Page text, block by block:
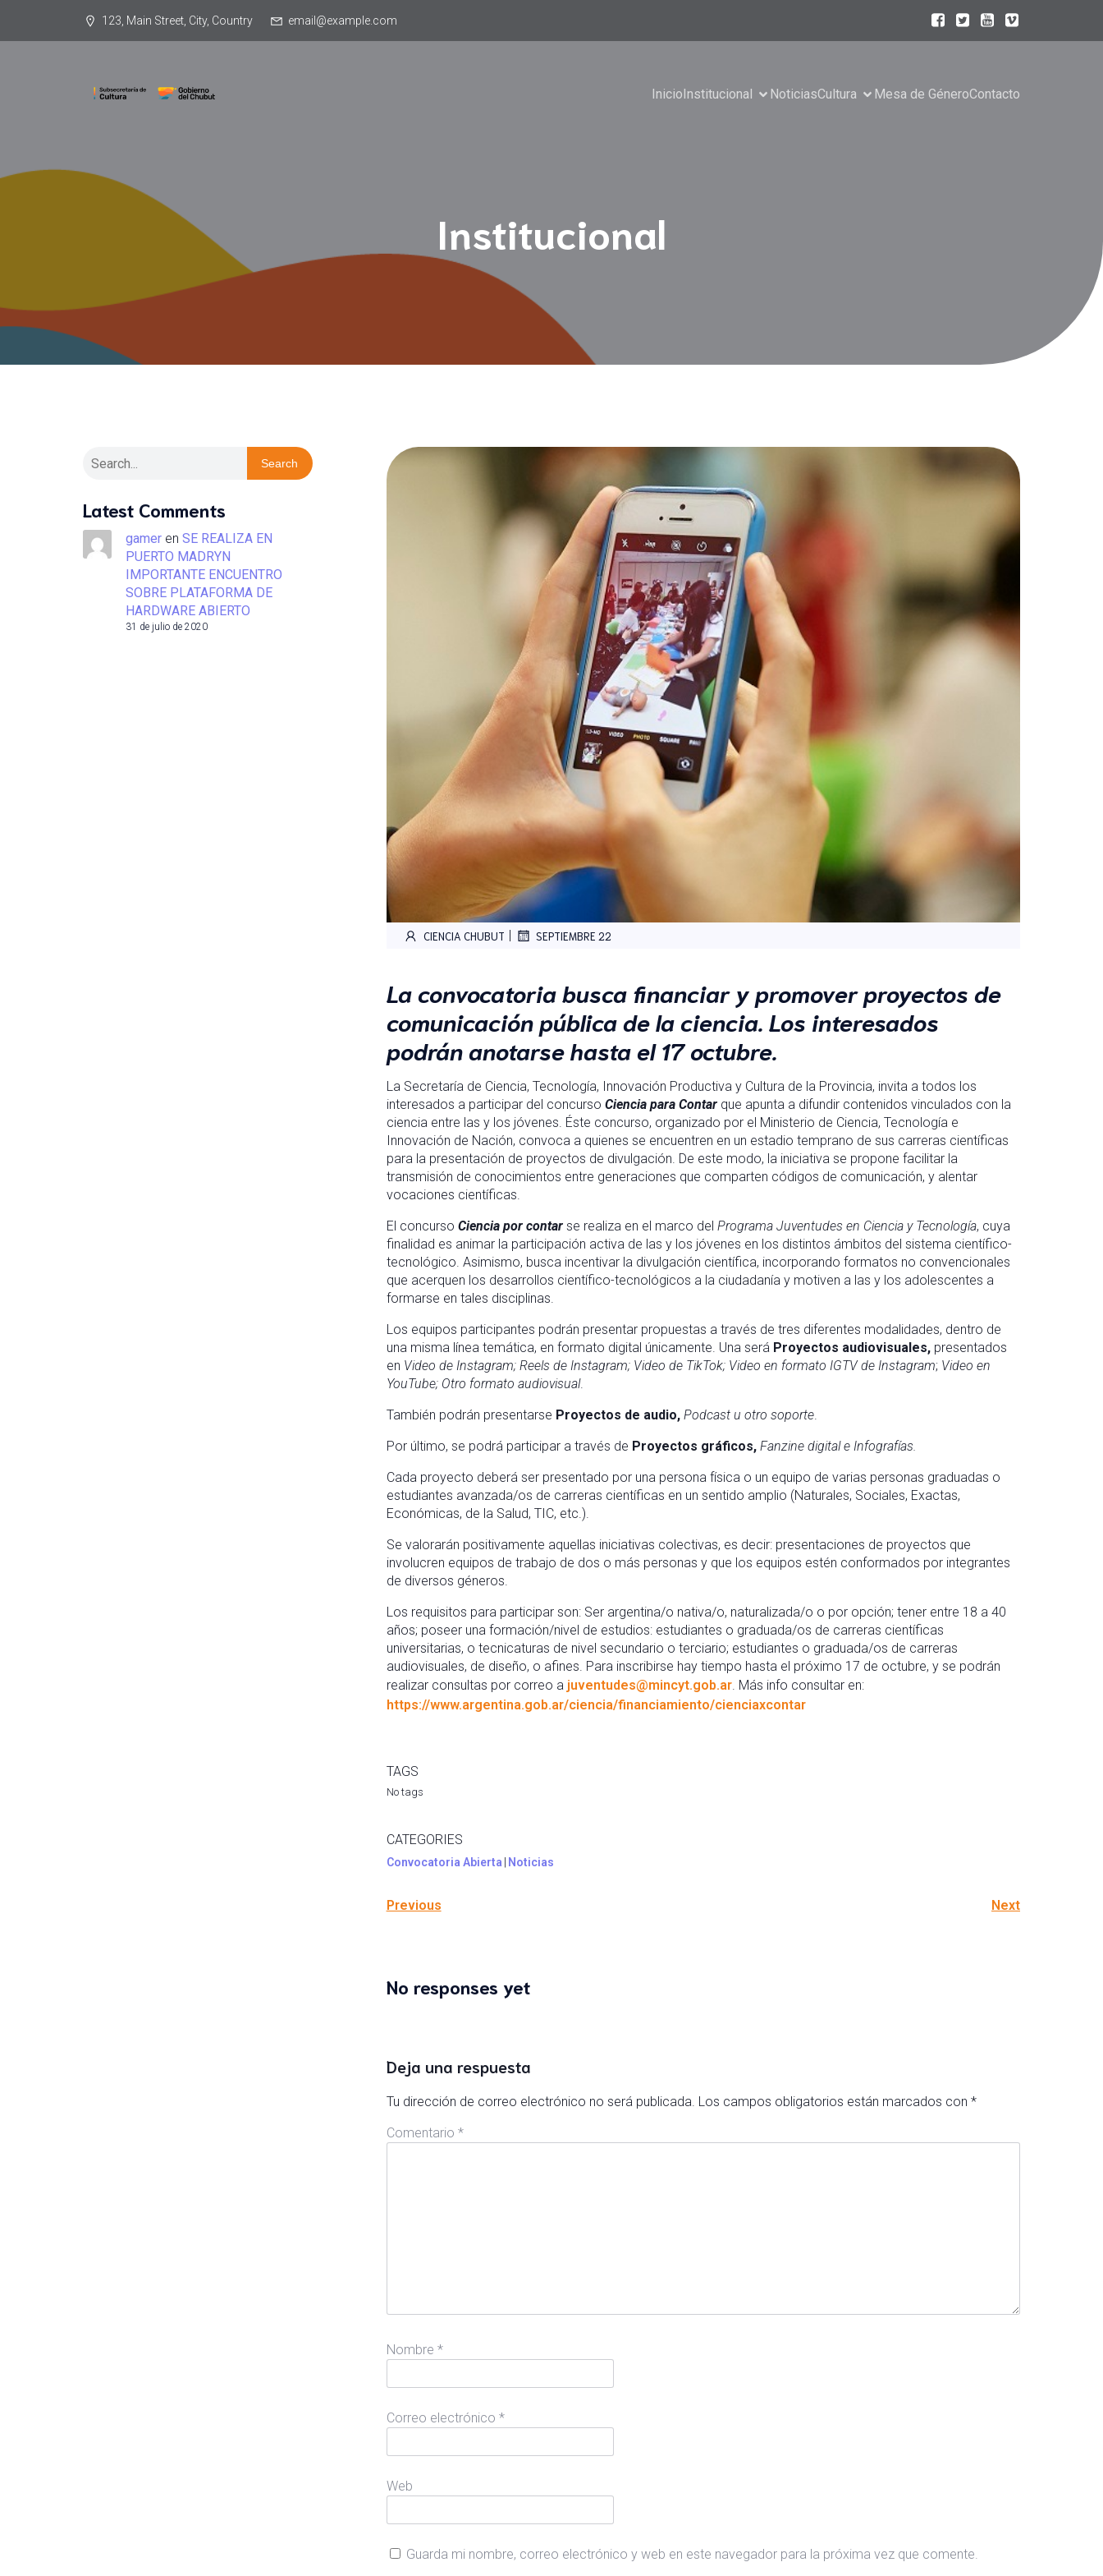
123, Main Street, City, Country email@example.com
InicioInstitucional NoticiasCultura Mesa de GéneroContacto
Institucional
Search
Latest Comments
gamer en SE REALIZA EN
PUERTO MADRYN
IMPORTANTE ENCUENTRO
SOBRE PLATAFORMA DE
HARDWARE ABIERTO
31 de julio de 2020
CIENCIA CHUBUT SEPTIEMBRE 22
La convocatoria busca financiar y promover proyectos de
comunicación pública de la ciencia. Los interesados
podrán anotarse hasta el 17 octubre.
La Secretaría de Ciencia, Tecnología, Innovación Productiva y Cultura de la Provincia, invita a todos los
interesados a participar del concurso Ciencia para Contar que apunta a difundir contenidos vinculados con la
ciencia entre las y los jóvenes. Éste concurso, organizado por el Ministerio de Ciencia, Tecnología e
Innovación de Nación, convoca a quienes se encuentren en un estadio temprano de sus carreras científicas
para la presentación de proyectos de divulgación. De este modo, la iniciativa se propone facilitar la
transmisión de conocimientos entre generaciones que comparten códigos de comunicación, y alentar
vocaciones científicas.
El concurso Ciencia por contarse realiza en el marco del Programa Juventudes en Ciencia y Tecnología, cuya
finalidad es animar la participación activa de las y los jóvenes en los distintos ámbitos del sistema científico-
tecnológico. Asimismo, busca incentivar la divulgación científica, incorporando formatos no convencionales
que acerquen los desarrollos científico-tecnológicos a la ciudadanía y motiven a las y los adolescentes a
formarse en tales disciplinas.
Los equipos participantes podrán presentar propuestas a través de tres diferentes modalidades, dentro de
una misma línea temática, en formato digital únicamente. Una será Proyectos audiovisuales, presentados
en Video de Instagram; Reels de Instagram; Video de TikTok; Video en formato IGTV de Instagram; Video en
YouTube; Otro formato audiovisual.
También podrán presentarse Proyectos de audio, Podcast u otro soporte.
Por último, se podrá participar a través de Proyectos gráficos, Fanzine digital e Infografías.
Cada proyecto deberá ser presentado por una persona física o un equipo de varias personas graduadas o
estudiantes avanzada/os de carreras científicas en un sentido amplio (Naturales, Sociales, Exactas,
Económicas, de la Salud, TIC, etc.).
Se valorarán positivamente aquellas iniciativas colectivas, es decir: presentaciones de proyectos que
involucren equipos de trabajo de dos o más personas y que los equipos estén conformados por integrantes
de diversos géneros.
Los requisitos para participar son: Ser argentina/o nativa/o, naturalizada/o o por opción; tener entre 18 a 40
años; poseer una formación/nivel de estudios: estudiantes o graduada/os de carreras científicas
universitarias, o tecnicaturas de nivel secundario o terciario; estudiantes o graduada/os de carreras
audiovisuales, de diseño, o afines. Para inscribirse hay tiempo hasta el próximo 17 de octubre, y se podrán
realizar consultas por correo a juventudes@mincyt.gob.ar. Más info consultar en:
https://www.argentina.gob.ar/ciencia/financiamiento/cienciaxcontar
TAGS
No tags
CATEGORIES
Convocatoria Abierta Noticias
Previous Next
No responses yet
Deja una respuesta
Tu dirección de correo electrónico no será publicada. Los campos obligatorios están marcados con *
Comentario *
Nombre *
Correo electrónico *
Web
Guarda mi nombre, correo electrónico y web en este navegador para la próxima vez que comente.